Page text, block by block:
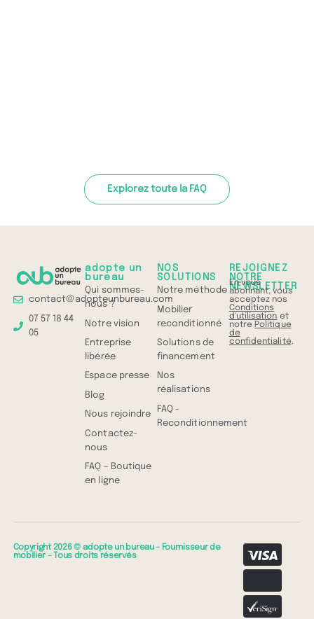
Explorez toute la FAQ
contact@adopteunbureau.com
07 57 18 44
05
adopte un
bureau
Qui sommes-
nous ?
Notre vision
Entreprise
libérée
Espace presse
Blog
Nous rejoindre
Contactez-
nous
FAQ – Boutique
en ligne
NOS
SOLUTIONS
Notre méthode
Mobilier
reconditionné
Solutions de
financement
Nos
réalisations
FAQ -
Reconditionnement
REJOIGNEZ
NOTRE
NEWSLETTER
En vous
abonnant, vous
acceptez nos
Conditions
d'utilisation et
notre Politique
de
confidentialité.
Copyright 2026 © adopte un bureau – Fournisseur de
mobilier – Tous droits réservés